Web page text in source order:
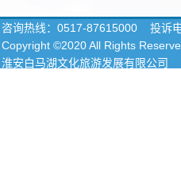
咨询热线： 0517-87615000投诉电
Copyright ©2020 All Rights
淮安白马湖文化旅游发展有限公司